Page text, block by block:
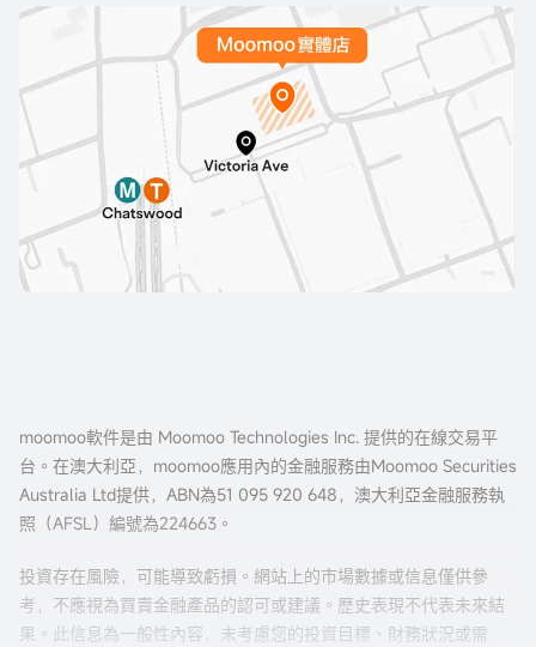
moomoo軟件是由 Moomoo Technologies Inc. 提供的在線交易平
台。在澳大利亞，moomoo應用內的金融服務由Moomoo Securities
Australia Ltd提供，ABN為51 095 920 648，澳大利亞金融服務執
照（AFSL）編號為224663。
投資存在風險，可能導致虧損。網站上的市場數據或信息僅供參
考，不應視為買賣金融產品的認可或建議。歷史表現不代表未來結
果。此信息為一般性內容，未考慮您的投資目標、財務狀況或需